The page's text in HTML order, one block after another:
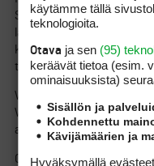
Salzburgin ja Innsbruckin
lähellä Innsbruckia on
kilometrin korkeudella
tasangolla ja
Wienin alueella ehdoton
Wienin eteläpuolella 30-
ainakin kallein!
Greenfeet ovat 18 -
käytämme tällä
teknologioita.
Otava ja sen (95)
keräävät tietoa (esim.
ominaisuuk­sista)
Sisällön ja
Kohdennettu
Kävijämäärien ja
Hyväksymällä